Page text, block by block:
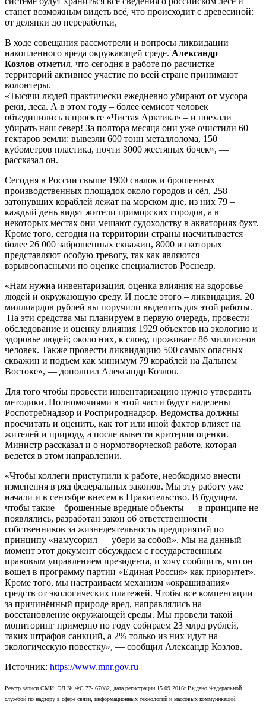
станет возможным видеть всё, что происходит с древесиной:
от делянки до переработки,
В ходе совещания рассмотрели и вопросы ликвидации
накопленного вреда окружающей среде. Александр
Козлов отметил, что сегодня в работе по расчистке
территорий активное участие по всей стране принимают
волонтеры.
«Тысячи людей практически ежедневно убирают от мусора
реки, леса. А в этом году – более семисот человек
объединились в проекте «Чистая Арктика» – и поехали
убирать наш север! За полтора месяца они уже очистили 60
гектаров земли: вывезли 600 тонн металлолома, 150
кубометров пластика, почти 3000 жестяных бочек», —
рассказал он.
Сегодня в России свыше 1900 свалок и брошенных
производственных площадок около городов и сёл, 258
затонувших кораблей лежат на морском дне, из них 79 –
каждый день видят жители приморских городов, а в
некоторых местах они мешают судоходству в акваториях бухт.
Кроме того, сегодня на территории страны насчитывается
более 26 000 заброшенных скважин, 8000 из которых
представляют особую тревогу, так как являются
взрывоопасными по оценке специалистов Роснедр.
«Нам нужна инвентаризация, оценка влияния на здоровье
людей и окружающую среду. И после этого – ликвидация. 20
миллиардов рублей вы поручили выделить для этой работы.
На эти средства мы планируем в первую очередь, провести
обследование и оценку влияния 1929 объектов на экологию и
здоровье людей; около них, к слову, проживает 86 миллионов
человек. Также провести ликвидацию 500 самых опасных
скважин и подъем как минимум 79 кораблей на Дальнем
Востоке», — дополнил Александр Козлов.
Для того чтобы провести инвентаризацию нужно утвердить
методики. Полномочиями в этой части будут наделены
Роспотребнадзор и Росприроднадзор. Ведомства должны
просчитать и оценить, как тот или иной фактор влияет на
жителей и природу, а после вывести критерии оценки.
Министр рассказал и о нормотворческой работе, которая
ведется в этом направлении.
«Чтобы коллеги приступили к работе, необходимо внести
изменения в ряд федеральных законов. Мы эту работу уже
начали и в сентябре внесем в Правительство. В будущем,
чтобы такие – брошенные вредные объекты — в принципе не
появлялись, разработан закон об ответственности
собственников за жизнедеятельность предприятий по
принципу «намусорил — убери за собой». Мы на данный
момент этот документ обсуждаем с государственным
правовым управлением президента, и хочу сообщить, что он
вошел в программу партии «Единая Россия» как приоритет».
Кроме того, мы настраиваем механизм «окрашивания»
средств от экологических платежей. Чтобы все компенсации
за причинённый природе вред, направлялись на
восстановление окружающей среды. Мы провели такой
мониторинг примерно по году собираем 23 млрд рублей,
таких штрафов санкций, а 2% только из них идут на
экологическую повестку», — сообщил Александр Козлов.
Источник: https://www.mnr.gov.ru
Реестр записи СМИ: ЭЛ № ФС 77- 67082, дата регистрации 15.09.2016г.Выдано Федеральной
службой по надзору в сфере связи, информационных технологий и массовых коммуникаций.